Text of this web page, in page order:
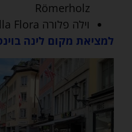
Römerholz
וילה פלורה Villa Flora
למציאת מקום לינה